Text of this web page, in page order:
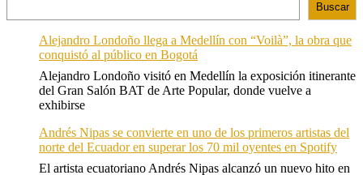
Buscar
Alejandro Londoño llega a Medellín con “Voilà”, la obra que
conquistó al público en Bogotá
Alejandro Londoño visitó en Medellín la exposición itinerante
del Gran Salón BAT de Arte Popular, donde vuelve a
exhibirse
Andrés Nipas se convierte en uno de los primeros artistas del
norte del Ecuador en superar los 70 mil oyentes en Spotify
El artista ecuatoriano Andrés Nipas alcanzó un nuevo hito en